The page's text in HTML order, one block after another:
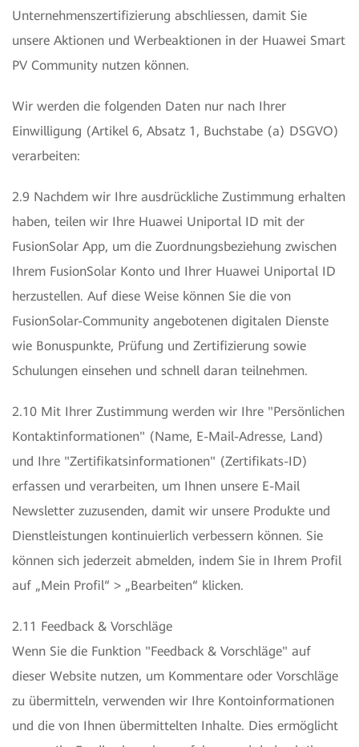
Unternehmenszertifizierung abschliessen, damit Sie
unsere Aktionen und Werbeaktionen in der Huawei Smart
PV Community nutzen können.
Wir werden die folgenden Daten nur nach Ihrer
Einwilligung (Artikel 6, Absatz 1, Buchstabe (a) DSGVO)
verarbeiten:
2.9 Nachdem wir Ihre ausdrückliche Zustimmung erhalten
haben, teilen wir Ihre Huawei Uniportal ID mit der
FusionSolar App, um die Zuordnungsbeziehung zwischen
Ihrem FusionSolar Konto und Ihrer Huawei Uniportal ID
herzustellen. Auf diese Weise können Sie die von
FusionSolar-Community angebotenen digitalen Dienste
wie Bonuspunkte, Prüfung und Zertifizierung sowie
Schulungen einsehen und schnell daran teilnehmen.
2.10 Mit Ihrer Zustimmung werden wir Ihre "Persönlichen
Kontaktinformationen" (Name, E-Mail-Adresse, Land)
und Ihre "Zertifikatsinformationen" (Zertifikats-ID)
erfassen und verarbeiten, um Ihnen unsere E-Mail
Newsletter zuzusenden, damit wir unsere Produkte und
Dienstleistungen kontinuierlich verbessern können. Sie
können sich jederzeit abmelden, indem Sie in Ihrem Profil
auf „Mein Profil“ > „Bearbeiten“ klicken.
2.11 Feedback & Vorschläge
Wenn Sie die Funktion "Feedback & Vorschläge" auf
dieser Website nutzen, um Kommentare oder Vorschläge
zu übermitteln, verwenden wir Ihre Kontoinformationen
und die von Ihnen übermittelten Inhalte. Dies ermöglicht